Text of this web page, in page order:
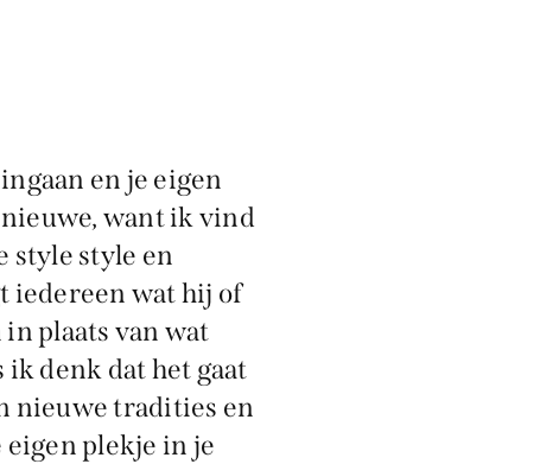
en je eigen
want ik vind
style style en
iedereen wat hij of
plaats van wat
denk dat het gaat
nieuwe tradities en
plekje in je